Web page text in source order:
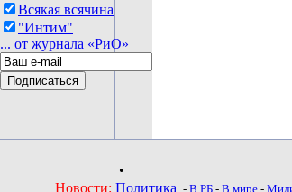
Всякая всячина
"Интим"
... от журнала «РиО»
•
Новости: Политика - В РБ - В мире -